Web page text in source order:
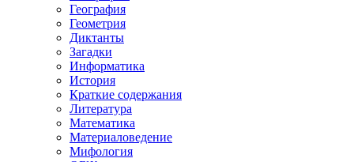
География
Геометрия
Диктанты
Загадки
Информатика
История
Краткие содержания
Литература
Математика
Материаловедение
Мифология